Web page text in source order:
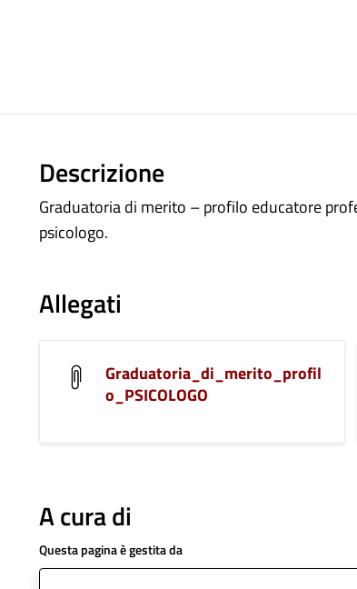
Descrizione
Graduatoria di merito – profilo educatore
psicologo.
Allegati
Graduatoria_di_merito_profil
o_PSICOLOGO
A cura di
Questa pagina è gestita da